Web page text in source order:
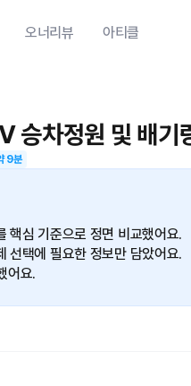
오너리뷰 아티클
차정원 및 배기
9분
핵심 기준으로 정면 비교했어요.
선택에 필요한 정보만 담았어요.
어요.